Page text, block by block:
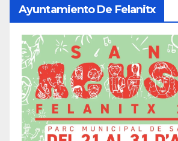
Ayuntamiento De Felanitx